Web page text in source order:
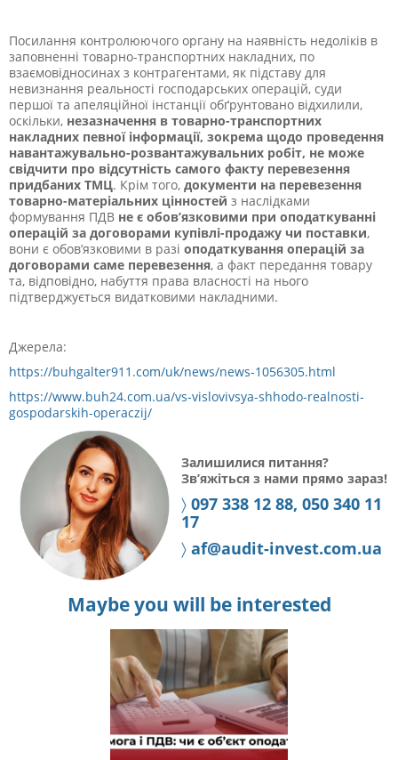
Посилання контролюючого органу на наявність недоліків в
заповненні товарно-транспортних накладних, по
взаємовідносинах з контрагентами, як підставу для
невизнання реальності господарських операцій, суди
першої та апеляційної інстанції обґрунтовано відхилили,
оскільки, незазначення в товарно-транспортних
накладних певної інформації, зокрема щодо проведення
навантажувально-розвантажувальних робіт, не може
свідчити про відсутність самого факту перевезення
придбаних ТМЦ. Крім того, документи на перевезення
товарно-матеріальних цінностей з наслідками
формування ПДВ не є обов’язковими при оподаткуванні
операцій за договорами купівлі-продажу чи поставки,
вони є обов’язковими в разі оподаткування операцій за
договорами саме перевезення, а факт передання товару
та, відповідно, набуття права власності на нього
підтверджується видатковими накладними.
Джерела:
https://buhgalter911.com/uk/news/news-1056305.html
https://www.buh24.com.ua/vs-vislovivsya-shhodo-realnosti-
gospodarskih-operaczij/
Залишилися питання?
Зв’яжіться з нами прямо зараз!
〉 097 338 12 88, 050 340 11
17
〉 af@audit-invest.com.ua
Maybe you will be interested